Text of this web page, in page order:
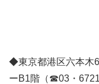
◆東京都港区六本木
ーB1階（☎03・